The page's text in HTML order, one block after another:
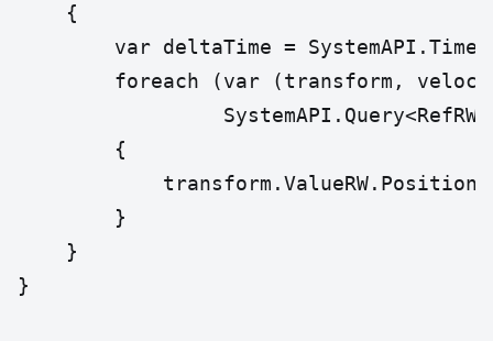
    {
var deltaTime =
foreach (var (transform,
        {
transform.ValueRW.Position
        }
    }
}